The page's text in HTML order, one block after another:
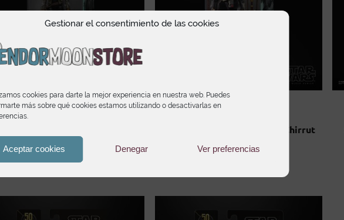
Gestionar el consentimiento de las cookies
cookies para darte la mejor experiencia en nuestra web. Puedes
más sobre qué cookies estamos utilizando o desactivarlas en
Aceptar cookies Denegar Ver preferencias
23,90
Star Wars The Black Series Chirrut